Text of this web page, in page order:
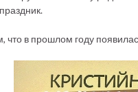
в прошлом году